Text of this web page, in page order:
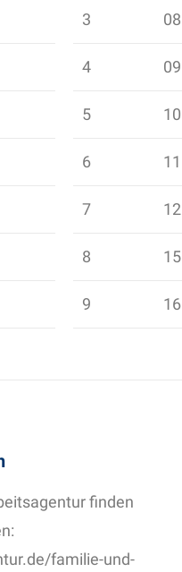
3
4
5
6
7
8
9
finden
familie-und-